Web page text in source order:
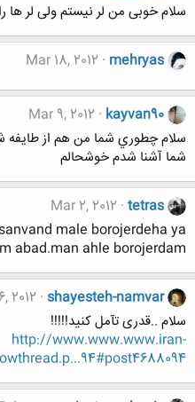
سلام خوبی من لر نیستم ولی لر ها
mehryas
Mar 18, 2012
kayvan90
Mar 9, 2012
سلام چطوري شما من هم از طايفه
شما آشنا شدم خوشحالم
tetras
Mar 2, 2012
male borojerdeha ya
abad.man ahle borojerdam
shayesteh-namvar
2012
سلام ..قدری تآمل کنید!!!!!
http://www.www.www.iran-